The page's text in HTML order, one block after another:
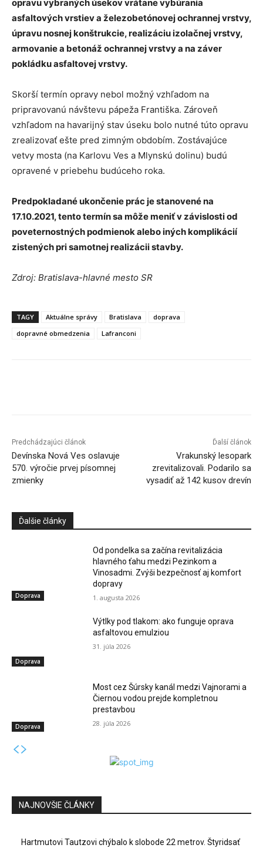
opravu vybraných úsekov vrátane vybúrania
asfaltových vrstiev a železobetónovej ochrannej vrstvy,
úpravu nosnej konštrukcie, realizáciu izolačnej vrstvy,
armovanie a betonáž ochrannej vrstvy a na záver
pokládku asfaltovej vrstvy.
Skorší termín opravy nebol možný vzhľadom na
pripravovanú návštevu pápeža Františka. Zároveň
vzhľadom na havarijný stav úseku bolo nutné túto opravu
zrealizovať ešte pred zimným obdobím. Zostávajúce
vetvy mosta (na Karlovu Ves a Mlynskú dolinu) budú
opravené v priebehu budúceho roka.
Predpokladané ukončenie prác je stanovené na
17.10.2021, tento termín sa môže meniť v závislosti od
poveternostných podmienok alebo iných komplikácií
zistených pri samotnej realizácii stavby.
Zdroj: Bratislava-hlavné mesto SR
TAGY Aktuálne správy Bratislava
doprava
dopravné obmedzenia
Lafranconi
Predchádzajúci článok
Devínska Nová Ves oslavuje
570. výročie prvej písomnej
zmienky
Ďalší článok
Vrakunský lesopark
zrevitalizovali. Podarilo sa
vysadiť až 142 kusov drevín
Ďalšie články
Doprava
Od pondelka sa začína revitalizácia
hlavného ťahu medzi Pezinkom a
Vinosadmi. Zvýši bezpečnosť aj komfort
dopravy
1. augusta 2026
Doprava
Výtlky pod tlakom: ako funguje oprava
asfaltovou emulziou
31. júla 2026
Doprava
Most cez Šúrsky kanál medzi Vajnorami a
Čiernou vodou prejde kompletnou
prestavbou
28. júla 2026
NAJNOVŠIE ČLÁNKY
Hartmutovi Tautzovi chýbalo k slobode 22 metrov. Štyridsať